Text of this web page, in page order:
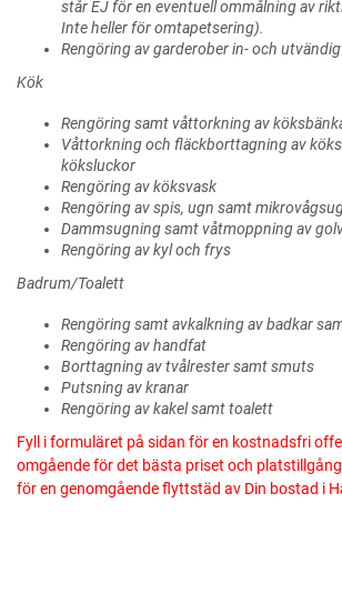
står EJ för en eventuell ommålning av
Inte heller för omtapetsering).
Rengöring av garderober in- och
Kök
Rengöring samt våttorkning av
Våttorkning och fläckborttagning av
köksluckor
Rengöring av köksvask
Rengöring av spis, ugn samt
Dammsugning samt våtmoppning av
Rengöring av kyl och frys
Badrum/Toalett
Rengöring samt avkalkning av badkar
Rengöring av handfat
Borttagning av tvålrester samt smuts
Putsning av kranar
Rengöring av kakel samt toalett
Fyll i formuläret på sidan för en kostnadsfri
omgående för det bästa priset och
för en genomgående flyttstäd av Din bostad i